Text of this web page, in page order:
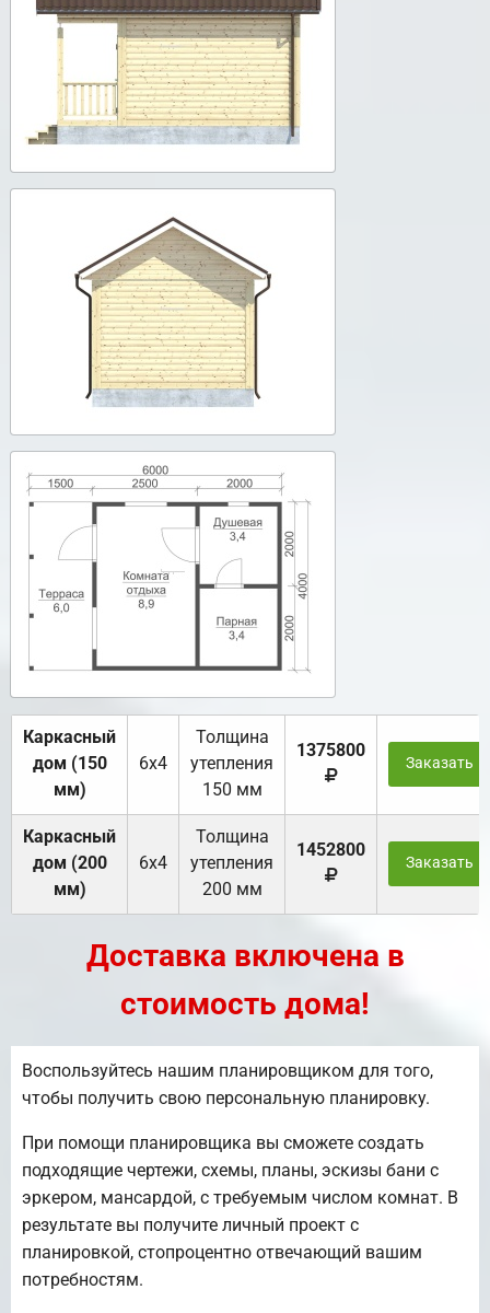
Каркасный
дом (150
мм)
6х4
Толщина
утепления
150 мм
1375800
Заказать
Каркасный
дом (200
мм)
6х4
Толщина
утепления
200 мм
1452800
Заказать
Доставка включена в
стоимость дома!
Воспользуйтесь нашим планировщиком для того,
чтобы получить свою персональную планировку.
При помощи планировщика вы сможете создать
подходящие чертежи, схемы, планы, эскизы бани с
эркером, мансардой, с требуемым числом комнат. В
результате вы получите личный проект с
планировкой, стопроцентно отвечающий вашим
потребностям.